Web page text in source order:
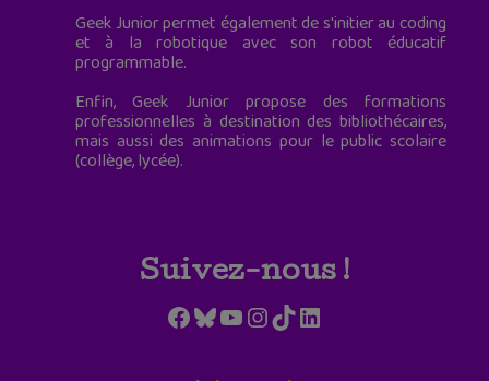
Geek Junior permet également de s'initier au coding
et à la robotique avec son robot éducatif
programmable.
Enfin, Geek Junior propose des formations
professionnelles à destination des bibliothécaires,
mais aussi des animations pour le public scolaire
(collège, lycée).
Suivez-nous !
Facebook
Bluesky
YouTube
Instagram
TikTokLinkedIn